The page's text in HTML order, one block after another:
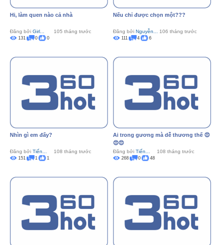
Hi, làm quen nào cả nhà
Đăng bởi Girl... 105 tháng trước
131 0 0
Nếu chỉ được chọn một???
Đăng bởi Nguyễn... 106 tháng trước
111 4 6
Nhìn gì em đấy?
Đăng bởi Tiến... 108 tháng trước
151 1 1
Ai trong gương mà dễ thương thế 😍
😍😍
Đăng bởi Tiến... 108 tháng trước
268 0 48